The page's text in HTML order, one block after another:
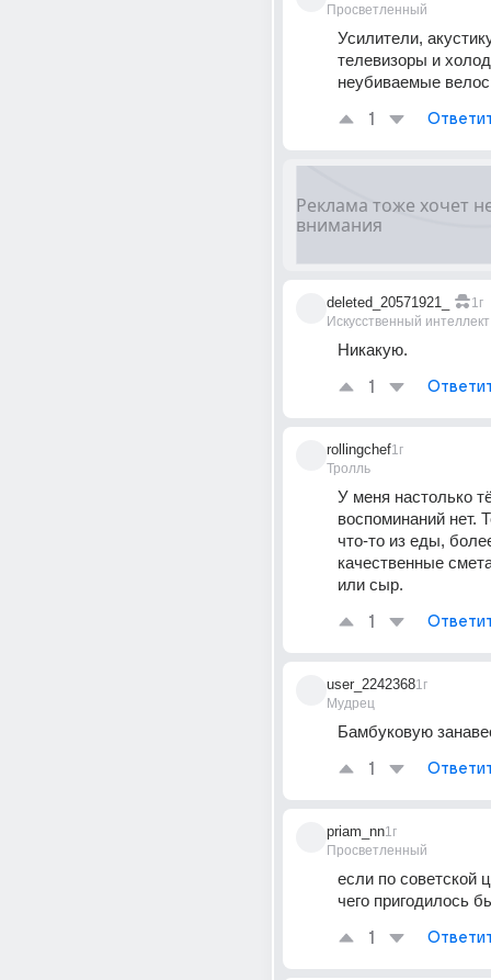
Просветленный
Усилители,
телевизоры и
неубиваемые
1
deleted_20571921_
Искусственный интеллект
1г
Никакую.
1
rollingchef
Тролль
1г
У меня настолько
воспоминаний нет.
что-то из еды,
качественные
или сыр.
1
user_2242368
Мудрец
1г
Бамбуковую
1
priam_nn
Просветленный
1г
если по советской
чего пригодилось
1